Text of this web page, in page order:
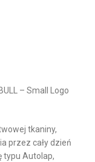
– Small Logo
tkaniny,
przez cały dzień
typu Autolap,